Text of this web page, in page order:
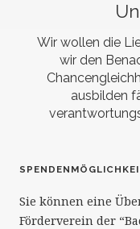
Wir wollen die
wir den
ausbilden
Sie können eine
Förderverein der